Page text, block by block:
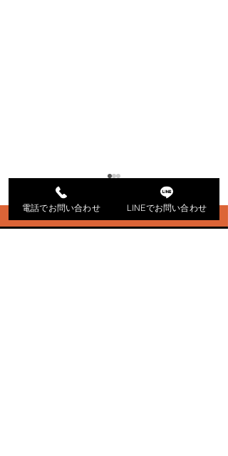
電話でお問い合わせ LINEでお問い合わせ